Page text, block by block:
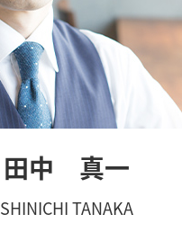
田中 真一
SHINICHI TANAKA